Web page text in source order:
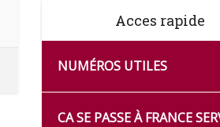
Acces rapide
NUMÉROS UTILES
CA SE PASSE À FRANCE